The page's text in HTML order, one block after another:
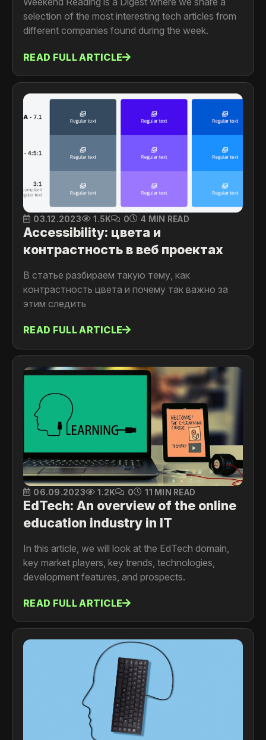
selection of the most interesting tech articles from
different companies found during the week.
READ FULL ARTICLE
03.12.2023 1.5K 0 4 MIN READ
Accessibility: цвета и
контрастность в веб проектах
В статье разбираем такую тему, как
контрастность цвета и почему так важно за
этим следить
READ FULL ARTICLE
06.09.2023 1.2K 0 11 MIN READ
EdTech: An overview of the online
education industry in IT
In this article, we will look at the EdTech domain,
key market players, key trends, technologies,
development features, and prospects.
READ FULL ARTICLE